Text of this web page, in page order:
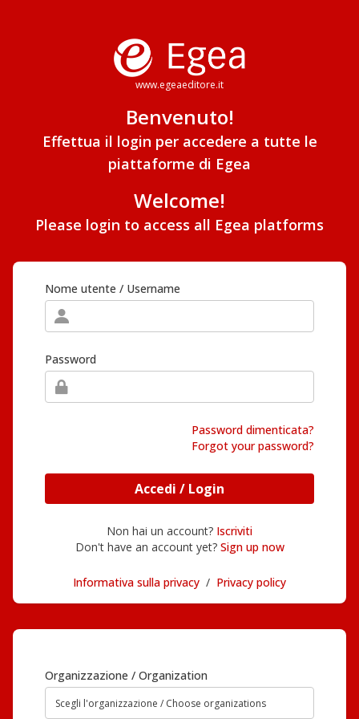
www.egeaeditore.it
Benvenuto!
Effettua il login per accedere a tutte le
piattaforme di Egea
Welcome!
Please login to access all Egea platforms
Nome utente / Username
Password
Password dimenticata?
Forgot your password?
Accedi / Login
Non hai un account? Iscriviti
Don't have an account yet? Sign up now
Informativa sulla privacy / Privacy policy
Organizzazione / Organization